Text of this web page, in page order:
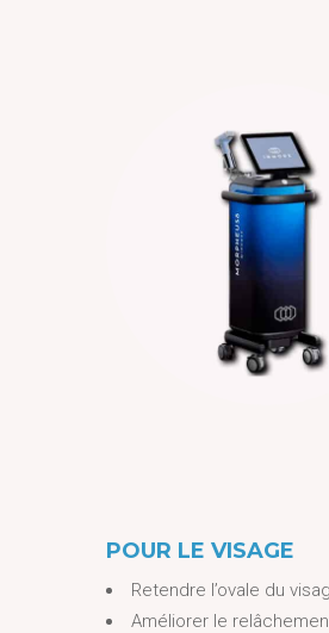
POUR LE VISAGE
Retendre l’ovale du
Améliorer le